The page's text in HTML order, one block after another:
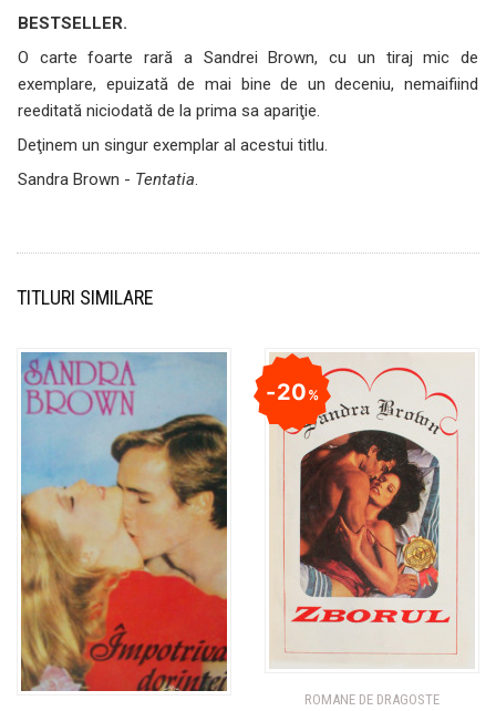
BESTSELLER.
O carte foarte rară a Sandrei Brown, cu un tiraj mic de
exemplare, epuizată de mai bine de un deceniu, nemaifiind
reeditată niciodată de la prima sa apariţie.
Deţinem un singur exemplar al acestui titlu.
Sandra Brown - Tentatia.
TITLURI SIMILARE
ROMANE DE DRAGOSTE
20%